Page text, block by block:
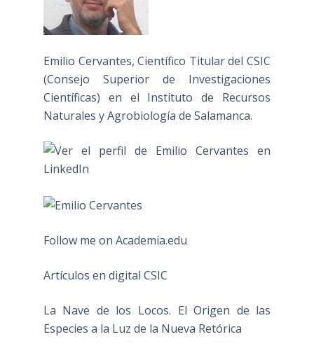
Emilio Cervantes, Científico Titular del CSIC
(Consejo Superior de Investigaciones
Científicas) en el Instituto de Recursos
Naturales y Agrobiología de Salamanca.
Follow me on Academia.edu
Artículos en digital CSIC
La Nave de los Locos. El Origen de las
Especies a la Luz de la Nueva Retórica